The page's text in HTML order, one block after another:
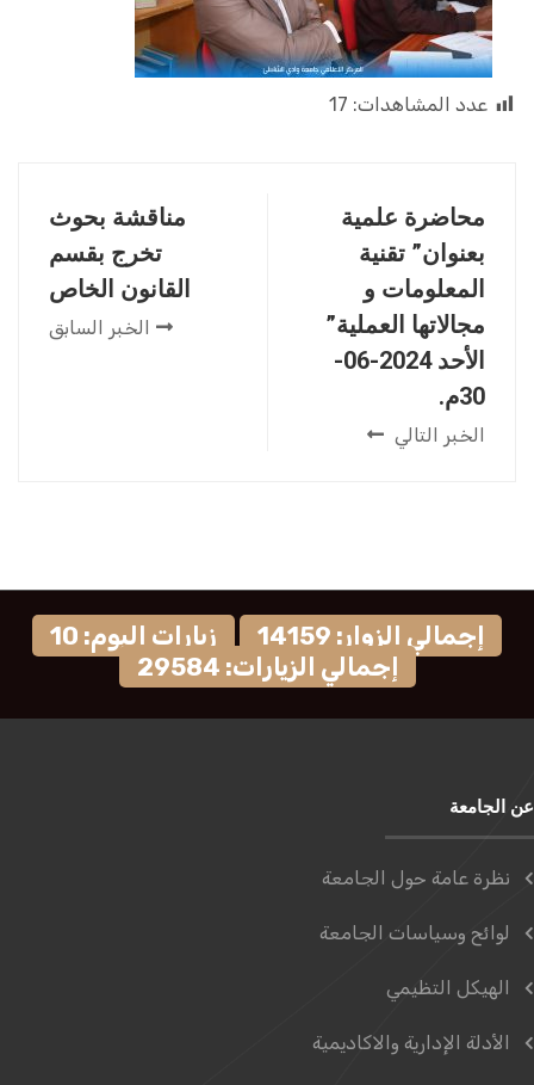
عدد المشاهدات: 17
مناقشة بحوث
تخرج بقسم
القانون الخاص
الخبر السابق
محاضرة علمية
بعنوان” تقنية
المعلومات و
مجالاتها العملية”
الأحد 2024-06-
30م.
الخبر التالي
إجمالي الزوار: 14159
زيارات اليوم: 10
إجمالي الزيارات: 29584
عن الجامعة
نظرة عامة حول الجامعة
لوائح وسياسات الجامعة
الهيكل التظيمي
الأدلة الإدارية والاكاديمية